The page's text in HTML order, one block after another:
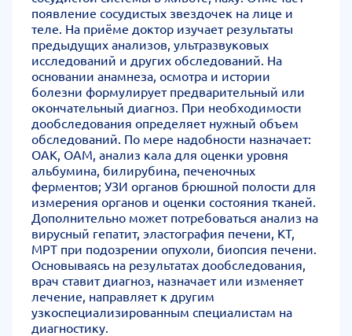
появление сосудистых звездочек на лице и
теле. На приёме доктор изучает результаты
предыдущих анализов, ультразвуковых
исследований и других обследований. На
основании анамнеза, осмотра и истории
болезни формулирует предварительный или
окончательный диагноз. При необходимости
дообследования определяет нужный объем
обследований. По мере надобности назначает:
ОАК, ОАМ, анализ кала для оценки уровня
альбумина, билирубина, печеночных
ферментов; УЗИ органов брюшной полости для
измерения органов и оценки состояния тканей.
Дополнительно может потребоваться анализ на
вирусный гепатит, эластография печени, КТ,
МРТ при подозрении опухоли, биопсия печени.
Основываясь на результатах дообследования,
врач ставит диагноз, назначает или изменяет
лечение, направляет к другим
узкоспециализированным специалистам на
диагностику.